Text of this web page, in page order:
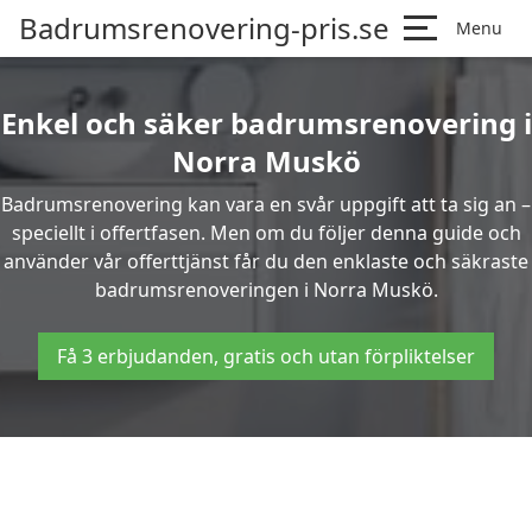
Badrumsrenovering-pris.se Menu
Enkel och säker badrumsrenovering i
Norra Muskö
Badrumsrenovering kan vara en svår uppgift att ta sig an –
speciellt i offertfasen. Men om du följer denna guide och
använder vår offerttjänst får du den enklaste och säkraste
badrumsrenoveringen i Norra Muskö.
Få 3 erbjudanden, gratis och utan förpliktelser